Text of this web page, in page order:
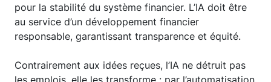
pour la stabilité du système financier. L’IA doit être
au service d’un développement financier
responsable, garantissant transparence et équité.
Contrairement aux idées reçues, l’IA ne détruit pas
les emplois, elle les transforme : par l’automatisation